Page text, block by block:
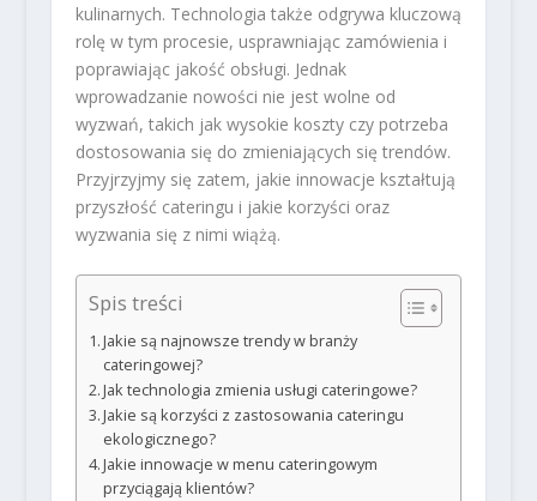
kulinarnych. Technologia także odgrywa kluczową
rolę w tym procesie, usprawniając zamówienia i
poprawiając jakość obsługi. Jednak
wprowadzanie nowości nie jest wolne od
wyzwań, takich jak wysokie koszty czy potrzeba
dostosowania się do zmieniających się trendów.
Przyjrzyjmy się zatem, jakie innowacje kształtują
przyszłość cateringu i jakie korzyści oraz
wyzwania się z nimi wiążą.
Spis treści
Jakie są najnowsze trendy w branży
cateringowej?
Jak technologia zmienia usługi cateringowe?
Jakie są korzyści z zastosowania cateringu
ekologicznego?
Jakie innowacje w menu cateringowym
przyciągają klientów?